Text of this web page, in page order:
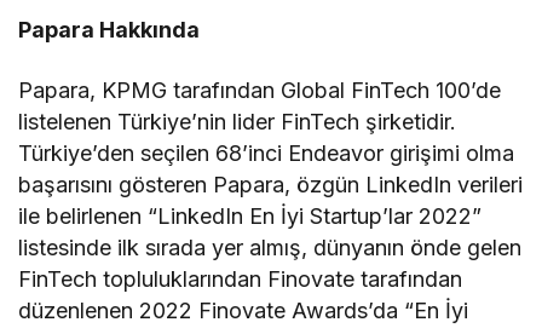
Papara Hakkında
Papara, KPMG tarafından Global FinTech 100’de
listelenen Türkiye’nin lider FinTech şirketidir.
Türkiye’den seçilen 68’inci Endeavor girişimi olma
başarısını gösteren Papara, özgün LinkedIn verileri
ile belirlenen “LinkedIn En İyi Startup’lar 2022”
listesinde ilk sırada yer almış, dünyanın önde gelen
FinTech topluluklarından Finovate tarafından
düzenlenen 2022 Finovate Awards’da “En İyi